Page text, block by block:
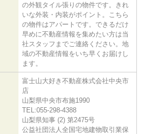
の外観タイル張りの物件です。きれ
いな外装・内装がポイント。こちら
の物件はアパートです。できるだけ
早めに不動産情報を集めたい方は当
社スタッフまでご連絡ください。地
域の不動産情報をいち早くお届けし
ます。
富士山大好き不動産株式会社中央市
店
山梨県中央市布施1990
TEL:055-298-4388
山梨県知事 (2) 第2475号
公益社団法人全国宅地建物取引業保